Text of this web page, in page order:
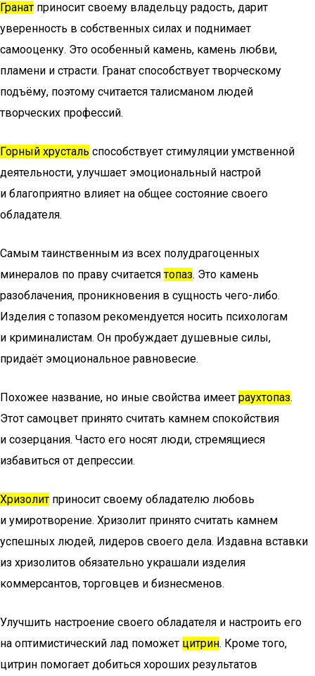
Гранат приносит своему владельцу радость, дарит
уверенность в собственных силах и поднимает
самооценку. Это особенный камень, камень любви,
пламени и страсти. Гранат способствует творческому
подъёму, поэтому считается талисманом людей
творческих профессий.
Горный хрусталь способствует стимуляции умственной
деятельности, улучшает эмоциональный настрой
и благоприятно влияет на общее состояние своего
обладателя.
Самым таинственным из всех полудрагоценных
минералов по праву считаетсятопаз. Это камень
разоблачения, проникновения в сущность чего-либо.
Изделия с топазом рекомендуется носить психологам
и криминалистам. Он пробуждает душевные силы,
придаёт эмоциональное равновесие.
Похожее название, но иные свойства имеет раухтопаз.
Этот самоцвет принято считать камнем спокойствия
и созерцания. Часто его носят люди, стремящиеся
избавиться от депрессии.
Хризолит приносит своему обладателю любовь
и умиротворение. Хризолит принято считать камнем
успешных людей, лидеров своего дела. Издавна вставки
из хризолитов обязательно украшали изделия
коммерсантов, торговцев и бизнесменов.
Улучшить настроение своего обладателя и настроить его
на оптимистический лад поможет цитрин. Кроме того,
цитрин помогает добиться хороших результатов